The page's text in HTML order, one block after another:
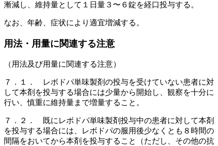
漸減し、維持量として１日量３〜６錠を経口投与する。
なお、年齢、症状により適宜増減する。
用法・用量に関連する注意
（用法及び用量に関連する注意）
７．１． レボドパ単味製剤の投与を受けていない患者に対
して本剤を投与する場合には少量から開始し、観察を十分に
行い、慎重に維持量まで増量すること。
７．２． 既にレボドパ単味製剤投与中の患者に対して本剤
を投与する場合には、レボドパの服用後少なくとも８時間の
間隔をおいてから本剤を投与すること（ただし、その他の抗